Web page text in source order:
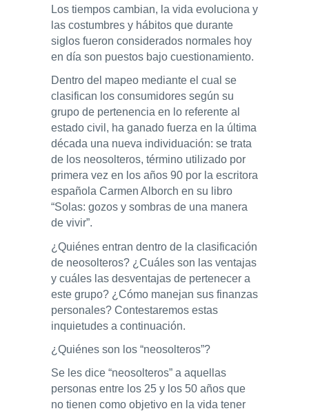
Los tiempos cambian, la vida evoluciona y
las costumbres y hábitos que durante
siglos fueron considerados normales hoy
en día son puestos bajo cuestionamiento.
Dentro del mapeo mediante el cual se
clasifican los consumidores según su
grupo de pertenencia en lo referente al
estado civil, ha ganado fuerza en la última
década una nueva individuación: se trata
de los neosolteros, término utilizado por
primera vez en los años 90 por la escritora
española Carmen Alborch en su libro
“Solas: gozos y sombras de una manera
de vivir”.
¿Quiénes entran dentro de la clasificación
de neosolteros? ¿Cuáles son las ventajas
y cuáles las desventajas de pertenecer a
este grupo? ¿Cómo manejan sus finanzas
personales? Contestaremos estas
inquietudes a continuación.
¿Quiénes son los “neosolteros”?
Se les dice “neosolteros” a aquellas
personas entre los 25 y los 50 años que
no tienen como objetivo en la vida tener